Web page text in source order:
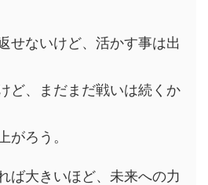
せないけど、活かす事は出
ど、まだまだ戦いは続くか
がろう。
ば大きいほど、未来への力